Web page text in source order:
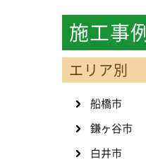
施工事例
エリア別
船橋市
鎌ヶ谷市
白井市